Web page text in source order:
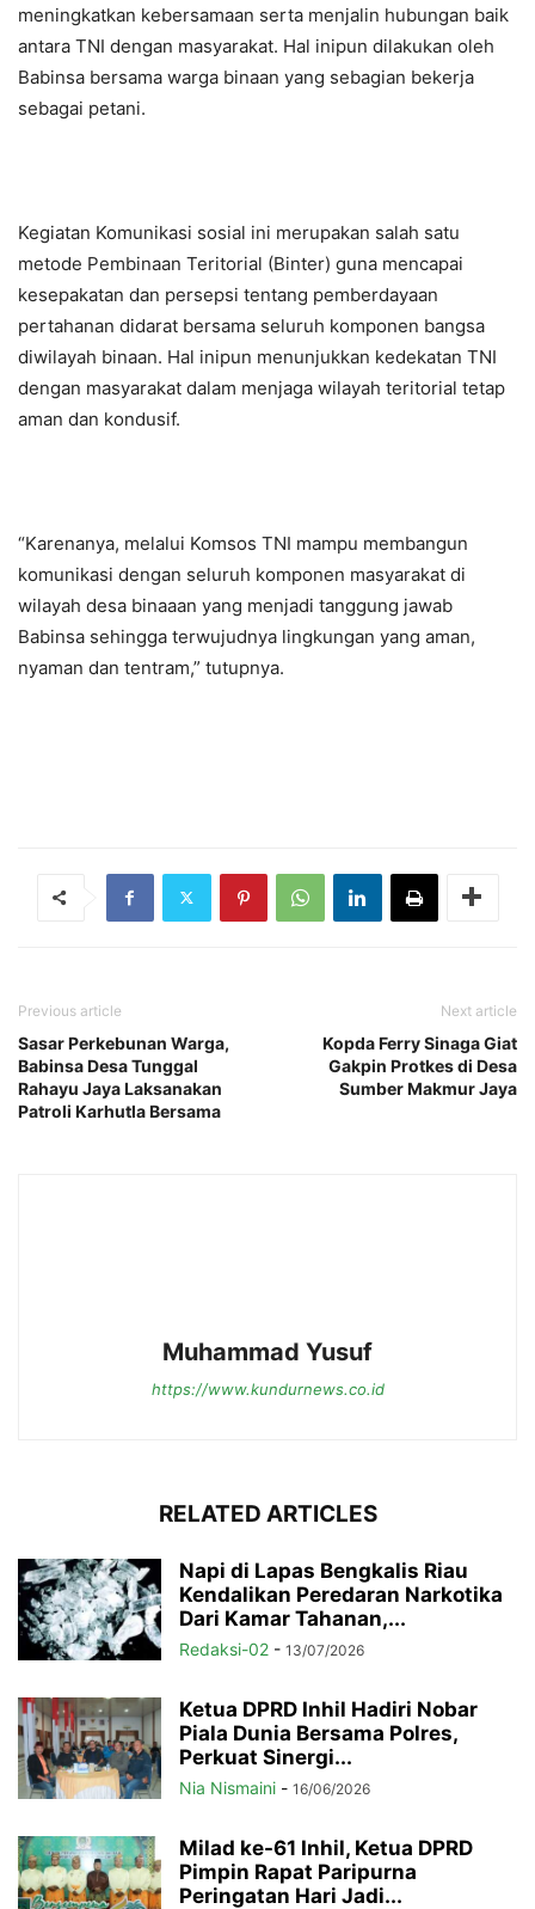
meningkatkan kebersamaan serta menjalin hubungan baik
antara TNI dengan masyarakat. Hal inipun dilakukan oleh
Babinsa bersama warga binaan yang sebagian bekerja
sebagai petani.
Kegiatan Komunikasi sosial ini merupakan salah satu
metode Pembinaan Teritorial (Binter) guna mencapai
kesepakatan dan persepsi tentang pemberdayaan
pertahanan didarat bersama seluruh komponen bangsa
diwilayah binaan. Hal inipun menunjukkan kedekatan TNI
dengan masyarakat dalam menjaga wilayah teritorial tetap
aman dan kondusif.
“Karenanya, melalui Komsos TNI mampu membangun
komunikasi dengan seluruh komponen masyarakat di
wilayah desa binaaan yang menjadi tanggung jawab
Babinsa sehingga terwujudnya lingkungan yang aman,
nyaman dan tentram,” tutupnya.
Previous article
Sasar Perkebunan Warga,
Babinsa Desa Tunggal
Rahayu Jaya Laksanakan
Patroli Karhutla Bersama
Next article
Kopda Ferry Sinaga Giat
Gakpin Protkes di Desa
Sumber Makmur Jaya
Muhammad Yusuf
https://www.kundurnews.co.id
RELATED ARTICLES
Napi di Lapas Bengkalis Riau
Kendalikan Peredaran Narkotika
Dari Kamar Tahanan,...
Redaksi-02 - 13/07/2026
Ketua DPRD Inhil Hadiri Nobar
Piala Dunia Bersama Polres,
Perkuat Sinergi...
Nia Nismaini - 16/06/2026
Milad ke-61 Inhil, Ketua DPRD
Pimpin Rapat Paripurna
Peringatan Hari Jadi...